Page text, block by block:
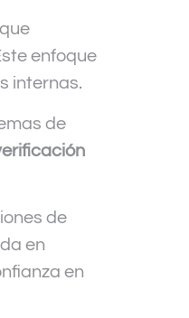
enfoque
internas.
de
de
en
en